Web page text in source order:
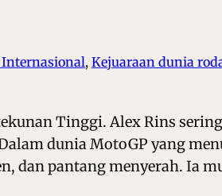
, Kejuaraan dunia
Tinggi. Alex Rins
dunia MotoGP yang
dan pantang menyerah. Ia